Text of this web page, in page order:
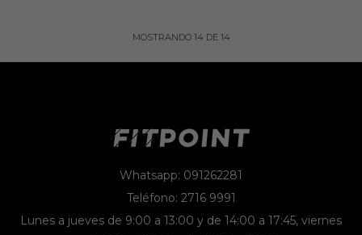
MOSTRANDO 14DE 14
Whatsapp: 091262281
Teléfono: 2716 9991
Lunes a jueves de 9:00 a 13:00 y de 14:00 a 17:45, viernes